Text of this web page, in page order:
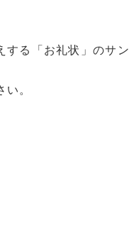
する「お礼状」のサン
。